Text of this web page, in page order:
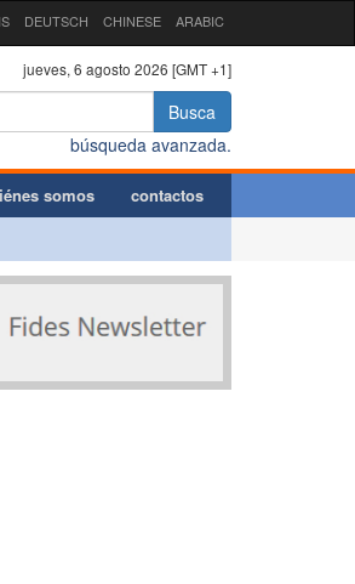
DEUTSCH CHINESE ARABIC
jueves, 6 agosto 2026 [GMT +1]
Busca
búsqueda avanzada.
somos contactos